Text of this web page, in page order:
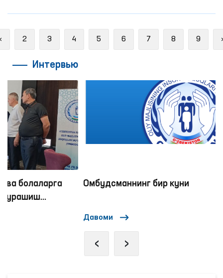
Previous
2 3 4 5 6 7 8 9
Интервью
Омбудсманнинг бир куни
‹ ›